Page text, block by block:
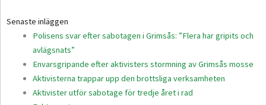
Senaste inläggen
Polisens svar efter sabotagen i Grimsås: ”Flera har gripits och
avlägsnats”
Envarsgripande efter aktivisters stormning av Grimsås mosse
Aktivisterna trappar upp den brottsliga verksamheten
Aktivister utför sabotage för tredje året i rad